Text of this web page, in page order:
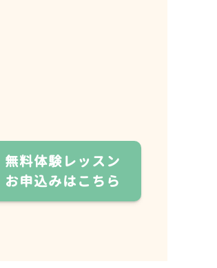
無料体験レッスン
お申込みはこちら